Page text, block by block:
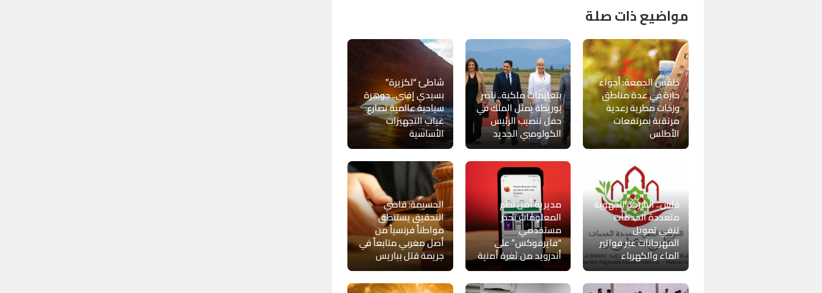
مواضيع ذات صلة
طقس الجمعة: أجواء
حارة في عدة مناطق
وزخات مطرية رعدية
مرتقبة بمرتفعات
الأطلس
بتعليمات ملكية.. ناصر
بوريطة يمثل الملك في
حفل تنصيب الرئيس
الكولومبي الجديد
شاطئ “لكزيرة”
بسيدي إفني.. جوهرة
سياحية عالمية تصارع
غياب التجهيزات
الأساسية
فاس.. الشركة الجهوية
متعددة الخدمات
تنفي تمويل
المهرجانات عبر فواتير
الماء والكهرباء
مديرية أمن نظم
المعلومات تحذر
مستخدمي
“فايرفوكس” على
أندرويد من ثغرة أمنية
الحسيمة: قاضي
التحقيق يستنطق
مواطناً فرنسياً من
أصل مغربي متابعاً في
جريمة قتل بباريس